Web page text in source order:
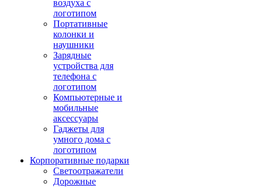
воздуха с
логотипом
Портативные
колонки и
наушники
Зарядные
устройства для
телефона с
логотипом
Компьютерные и
мобильные
аксессуары
Гаджеты для
умного дома с
логотипом
Корпоративные подарки
Светоотражатели
Дорожные